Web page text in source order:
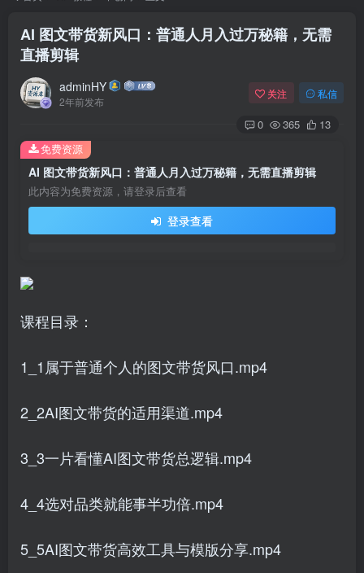
AI 图文带货新风口：普通人月入过万秘籍，无需
直播剪辑
adminHY
2年前发布
关注 私信
0 365 13
AI 图文带货新风口：普通人月入过万秘籍，无需直播剪辑
此内容为免费资源，请登录后查看
登录查看
免费资源
课程目录：
1_1属于普通个人的图文带货风口.mp4
2_2AI图文带货的适用渠道.mp4
3_3一片看懂AI图文带货总逻辑.mp4
4_4选对品类就能事半功倍.mp4
5_5AI图文带货高效工具与模版分享.mp4